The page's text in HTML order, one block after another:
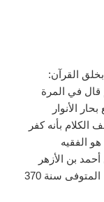
القرآن:
قال في المرة
الأنوار
وصف الكلام بأنه كفر
الفقيه
بن الأزهر
الأزهري الهروي، صاحب تهذيب اللغة وغيره، المتوفى سنة 370